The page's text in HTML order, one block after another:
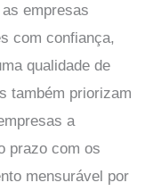
empresas
com confiança,
qualidade de
também priorizam
a
prazo com os
mensurável por